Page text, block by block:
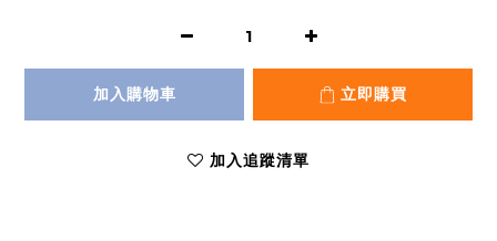
加入購物車 立即購買
加入追蹤清單